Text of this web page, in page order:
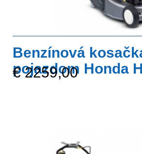
Benzínová
pojazdom Honda
€ 2259,00